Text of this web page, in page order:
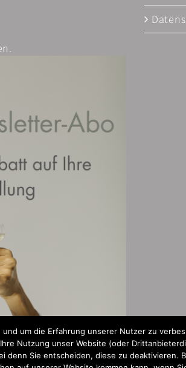
um die Erfahrung unserer Nutzer zu
Nutzung unser Website (oder
denn Sie entscheiden, diese zu